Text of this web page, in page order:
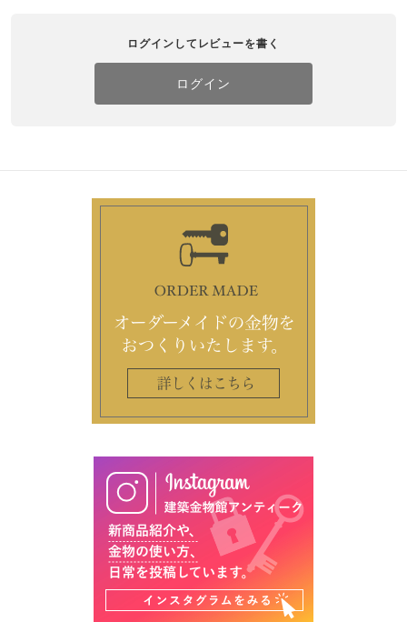
ログインしてレビューを書く
ログイン